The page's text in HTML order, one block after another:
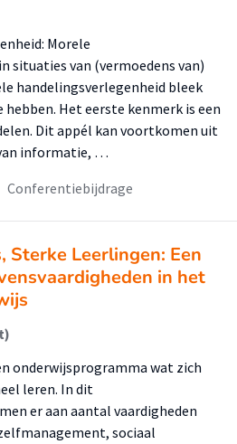
Morele
situaties van (vermoedens van)
handelingsverlegenheid bleek
Het eerste kenmerk is een
Dit appél kan voortkomen uit
informatie, …
Conferentiebijdrage
Sterke Leerlingen: Een
in het
onderwijsprogramma wat zich
leren. In dit
er aan aantal vaardigheden
sociaal